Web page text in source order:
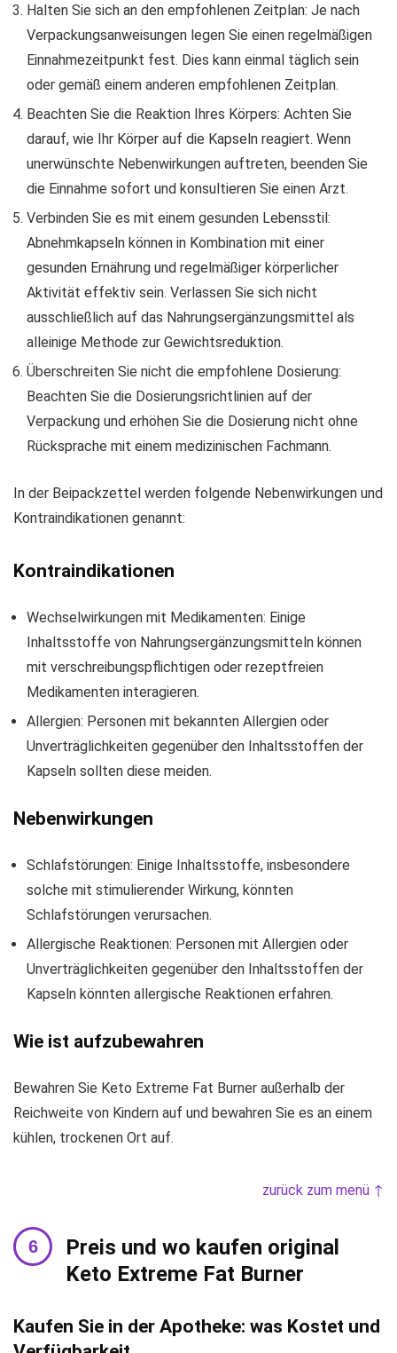
Halten Sie sich an den empfohlenen Zeitplan: Je nach
Verpackungsanweisungen legen Sie einen regelmäßigen
Einnahmezeitpunkt fest. Dies kann einmal täglich sein
oder gemäß einem anderen empfohlenen Zeitplan.
Beachten Sie die Reaktion Ihres Körpers: Achten Sie
darauf, wie Ihr Körper auf die Kapseln reagiert. Wenn
unerwünschte Nebenwirkungen auftreten, beenden Sie
die Einnahme sofort und konsultieren Sie einen Arzt.
Verbinden Sie es mit einem gesunden Lebensstil:
Abnehmkapseln können in Kombination mit einer
gesunden Ernährung und regelmäßiger körperlicher
Aktivität effektiv sein. Verlassen Sie sich nicht
ausschließlich auf das Nahrungsergänzungsmittel als
alleinige Methode zur Gewichtsreduktion.
Überschreiten Sie nicht die empfohlene Dosierung:
Beachten Sie die Dosierungsrichtlinien auf der
Verpackung und erhöhen Sie die Dosierung nicht ohne
Rücksprache mit einem medizinischen Fachmann.
In der Beipackzettel werden folgende Nebenwirkungen und
Kontraindikationen genannt:
Kontraindikationen
Wechselwirkungen mit Medikamenten: Einige
Inhaltsstoffe von Nahrungsergänzungsmitteln können
mit verschreibungspflichtigen oder rezeptfreien
Medikamenten interagieren.
Allergien: Personen mit bekannten Allergien oder
Unverträglichkeiten gegenüber den Inhaltsstoffen der
Kapseln sollten diese meiden.
Nebenwirkungen
Schlafstörungen: Einige Inhaltsstoffe, insbesondere
solche mit stimulierender Wirkung, könnten
Schlafstörungen verursachen.
Allergische Reaktionen: Personen mit Allergien oder
Unverträglichkeiten gegenüber den Inhaltsstoffen der
Kapseln könnten allergische Reaktionen erfahren.
Wie ist aufzubewahren
Bewahren Sie Keto Extreme Fat Burner außerhalb der
Reichweite von Kindern auf und bewahren Sie es an einem
kühlen, trockenen Ort auf.
zurück zum menü ↑
Preis und wo kaufen original
Keto Extreme Fat Burner
Kaufen Sie in der Apotheke: was Kostet und